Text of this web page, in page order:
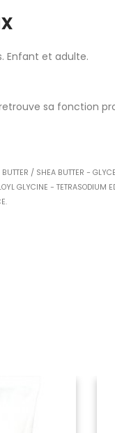
Enfant et adulte.
sa fonction
/ SHEA BUTTER −
GLYCINE − TETRASODIUM